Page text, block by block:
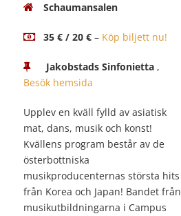
Schaumansalen
35 € / 20 € – Köp biljett nu!
Jakobstads Sinfonietta ,
Besök hemsida
Upplev en kväll fylld av asiatisk
mat, dans, musik och konst!
Kvällens program består av de
österbottniska
musikproducenternas största hits
från Korea och Japan! Bandet från
musikutbildningarna i Campus